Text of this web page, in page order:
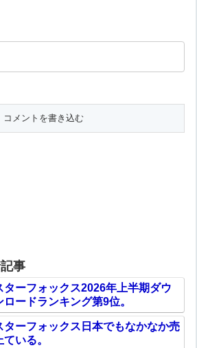
事
ターフォックス2026年上半期ダウ
ロードランキング第9位。
ターフォックス日本でもなかなか売
ている。